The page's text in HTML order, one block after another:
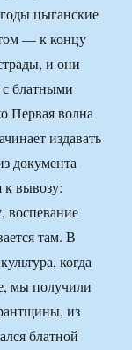
цыганские
— к концу
и они
с блатными
Первая волна
издавать
документа
к вывозу:
воспевание
там. В
когда
мы получили
из
блатной